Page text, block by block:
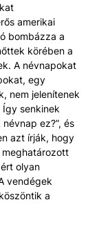
amerikai
bombázza a
körében a
A névnapokat
egy
nem jelenítenek
Így senkinek
ez?”, és
azt írják, hogy
meghatározott
olyan
vendégek
a